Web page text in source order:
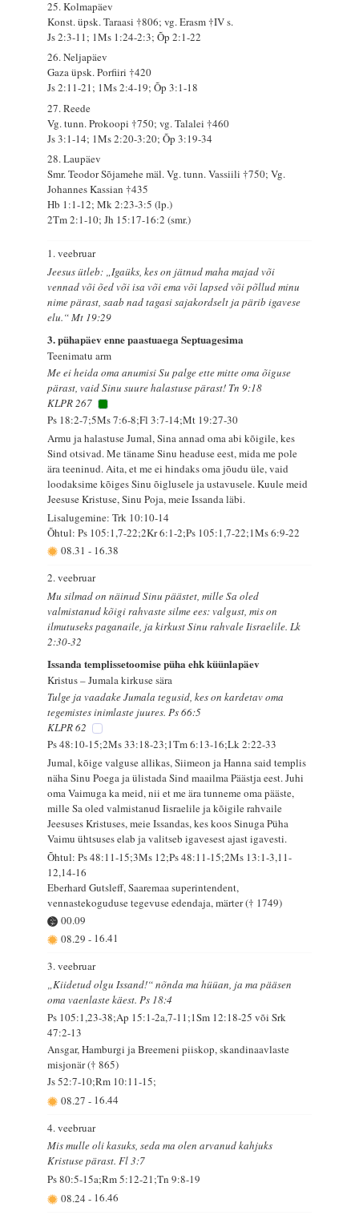
25. Kolmapäev
Konst. üpsk. Taraasi †806; vg. Erasm †IV s.
Js 2:3-11; 1Ms 1:24-2:3; Õp 2:1-22
26. Neljapäev
Gaza üpsk. Porfiiri †420
Js 2:11-21; 1Ms 2:4-19; Õp 3:1-18
27. Reede
Vg. tunn. Prokoopi †750; vg. Talalei †460
Js 3:1-14; 1Ms 2:20-3:20; Õp 3:19-34
28. Laupäev
Smr. Teodor Sõjamehe mäl. Vg. tunn. Vassiili †750; Vg.
Johannes Kassian †435
Hb 1:1-12; Mk 2:23-3:5 (lp.)
2Tm 2:1-10; Jh 15:17-16:2 (smr.)
1. veebruar
Jeesus ütleb: „Igaüks, kes on jätnud maha majad või
vennad või õed või isa või ema või lapsed või põllud minu
nime pärast, saab nad tagasi sajakordselt ja pärib igavese
elu.“ Mt 19:29
3. pühapäev enne paastuaega Septuagesima
Teenimatu arm
Me ei heida oma anumisi Su palge ette mitte oma õiguse
pärast, vaid Sinu suure halastuse pärast! Tn 9:18
KLPR 267
Ps 18:2-7;5Ms 7:6-8;Fl 3:7-14;Mt 19:27-30
Armu ja halastuse Jumal, Sina annad oma abi kõigile, kes
Sind otsivad. Me täname Sinu headuse eest, mida me pole
ära teeninud. Aita, et me ei hindaks oma jõudu üle, vaid
loodaksime kõiges Sinu õiglusele ja ustavusele. Kuule meid
Jeesuse Kristuse, Sinu Poja, meie Issanda läbi.
Lisalugemine: Trk 10:10-14
Õhtul: Ps 105:1,7-22;2Kr 6:1-2;Ps 105:1,7-22;1Ms 6:9-22
08.31- 16.38
2. veebruar
Mu silmad on näinud Sinu päästet, mille Sa oled
valmistanud kõigi rahvaste silme ees: valgust, mis on
ilmutuseks paganaile, ja kirkust Sinu rahvale Iisraelile. Lk
2:30-32
Issanda templissetoomise püha ehk küünlapäev
Kristus – Jumala kirkuse sära
Tulge ja vaadake Jumala tegusid, kes on kardetav oma
tegemistes inimlaste juures. Ps 66:5
KLPR 62
Ps 48:10-15;2Ms 33:18-23;1Tm 6:13-16;Lk 2:22-33
Jumal, kõige valguse allikas, Siimeon ja Hanna said templis
näha Sinu Poega ja ülistada Sind maailma Päästja eest. Juhi
oma Vaimuga ka meid, nii et me ära tunneme oma pääste,
mille Sa oled valmistanud Iisraelile ja kõigile rahvaile
Jeesuses Kristuses, meie Issandas, kes koos Sinuga Püha
Vaimu ühtsuses elab ja valitseb igavesest ajast igavesti.
Õhtul: Ps 48:11-15;3Ms 12;Ps 48:11-15;2Ms 13:1-3,11-
12,14-16
Eberhard Gutsleff, Saaremaa superintendent,
vennastekoguduse tegevuse edendaja, märter († 1749)
00.09
08.29- 16.41
3. veebruar
„Kiidetud olgu Issand!“ nõnda ma hüüan, ja ma pääsen
oma vaenlaste käest. Ps 18:4
Ps 105:1,23-38;Ap 15:1-2a,7-11;1Sm 12:18-25 või Srk
47:2-13
Ansgar, Hamburgi ja Breemeni piiskop, skandinaavlaste
misjonär († 865)
Js 52:7-10;Rm 10:11-15;
08.27- 16.44
4. veebruar
Mis mulle oli kasuks, seda ma olen arvanud kahjuks
Kristuse pärast. Fl 3:7
Ps 80:5-15a;Rm 5:12-21;Tn 9:8-19
08.24- 16.46